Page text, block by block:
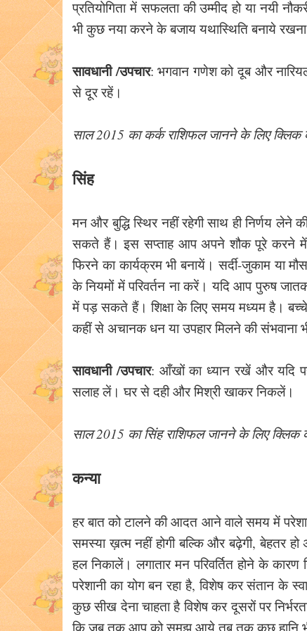
प्रतियोगिता में सफलता की उम्मीद हो या नयी
भी कुछ नया करने के बजाय यथास्थिति बनाये
सावधानी /उपचार: भगवान गणेश को दूब और
से दूर रहें।
साल 2015 का कर्क राशिफल जानने के लिए क्लिक
सिंह
मन और बुद्धि स्थिर नहीं रहेगी साथ ही निर्णय
सकते हैं। इस सप्ताह आप अपने शौक पूरे करने
फिरने का कार्यक्रम भी बनायें। सर्दी-जुकाम या
के नियमों में परिवर्तन ना करें। यदि आप पुरुष
में पड़ सकते हैं। शिक्षा के लिए समय मध्यम है।
कहीं से अचानक धन या उपहार मिलने की संभवाना
सावधानी /उपचार: आँखों का ध्यान रखें और यदि
सलाह लें। घर से दही और मिश्री खाकर निकलें।
साल 2015 का सिंह राशिफल जानने के लिए क्लिक
कन्या
हर बात को टालने की आदत आने वाले समय में
समस्या ख़त्म नहीं होगी बल्कि और बढ़ेगी, बेहतर
हल निकालें। लगातार मन परिवर्तित होने के
परेशानी का योग बन रहा है, विशेष कर संतान के
कुछ सीख देना चाहता है विशेष कर दूसरों पर
कि जब तक आप को समझ आये तब तक कुछ हानि